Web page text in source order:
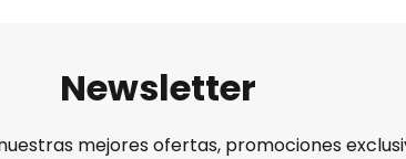
Newsletter
mejores ofertas, promociones